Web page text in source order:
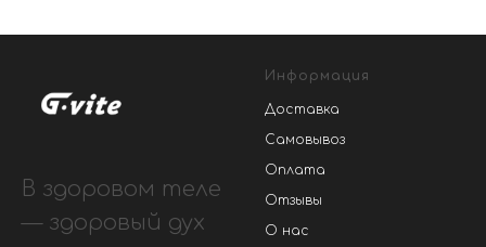
В здоровом теле
— здоровый дух
Информация
Доставка
Самовывоз
Оплата
Отзывы
О нас